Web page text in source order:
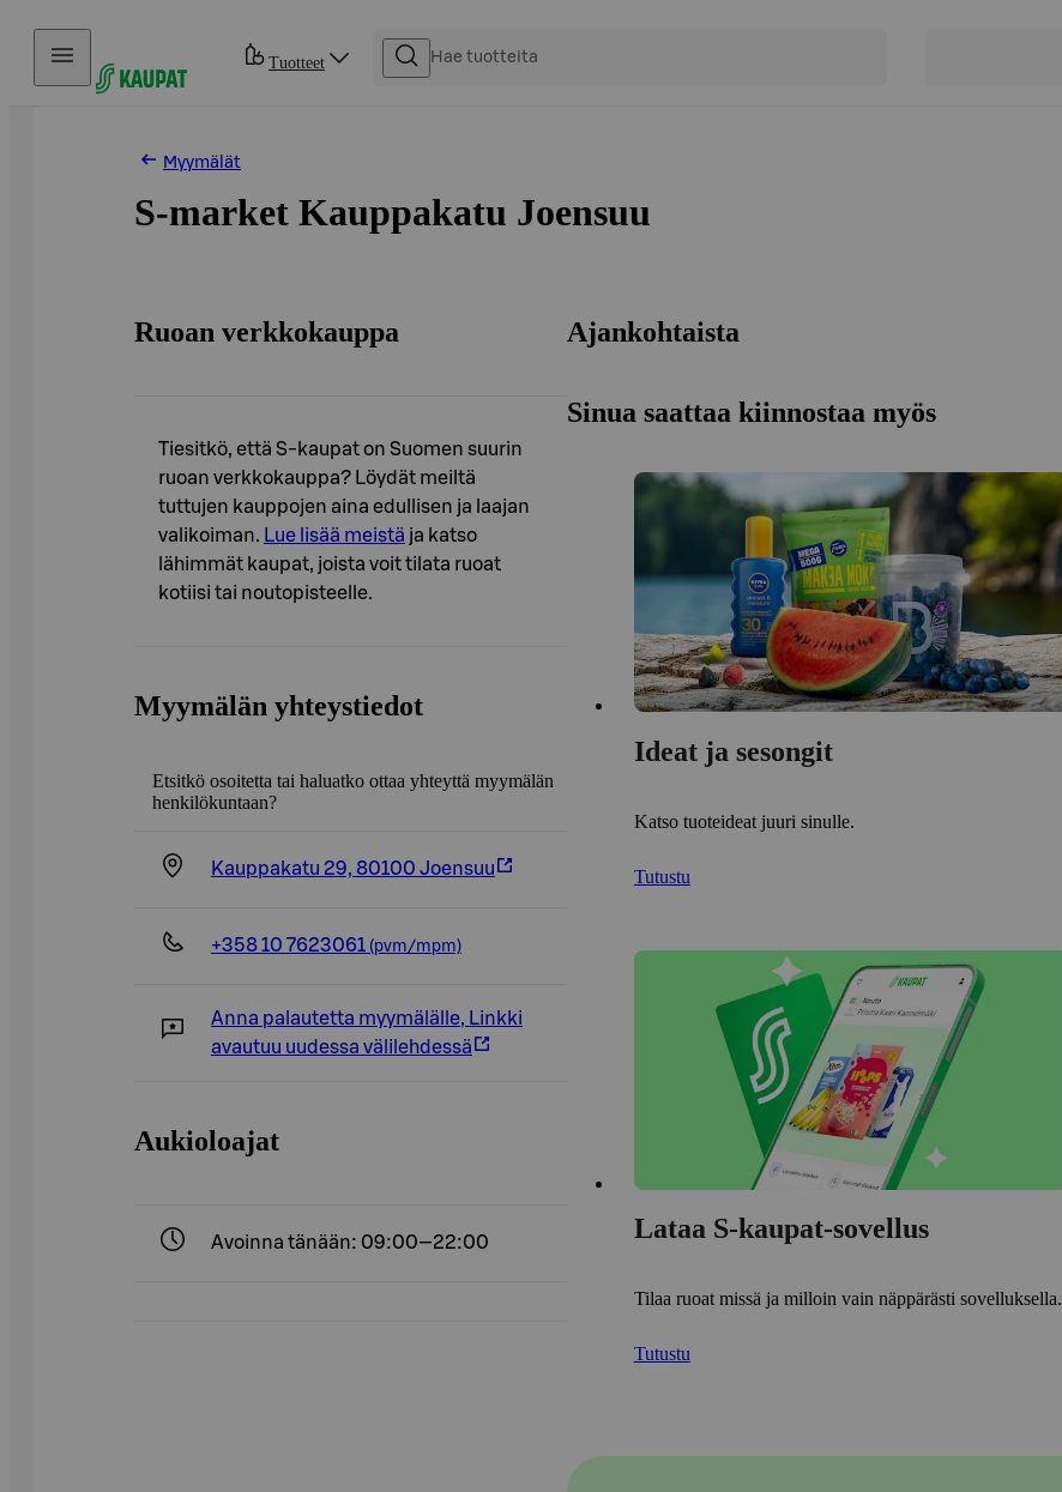
Hyppää sisältöön
Tuotteet
Myymälät
S-market Kauppakatu Joensuu
Ruoan verkkokauppa
Tiesitkö, että S-kaupat on Suomen suurin
ruoan verkkokauppa? Löydät meiltä
tuttujen kauppojen aina edullisen ja laajan
valikoiman. Lue lisää meistä ja katso
lähimmät kaupat, joista voit tilata ruoat
kotiisi tai noutopisteelle.
Myymälän yhteystiedot
Etsitkö osoitetta tai haluatko ottaa yhteyttä myymälän
henkilökuntaan?
Kauppakatu 29, 80100 Joensuu
+358 10 7623061 (pvm/mpm)
Anna palautetta myymälälle, Linkki
avautuu uudessa välilehdessä
Aukioloajat
Avoinna tänään: 09:00—22:00
Ajankohtaista
Sinua saattaa kiinnostaa myös
Ideat ja sesongit
Katso tuoteideat juuri sinulle.
Tutustu
Lataa S-kaupat-sovellus
Tilaa ruoat missä ja milloin vain näppärästi sovelluksella.
Tutustu